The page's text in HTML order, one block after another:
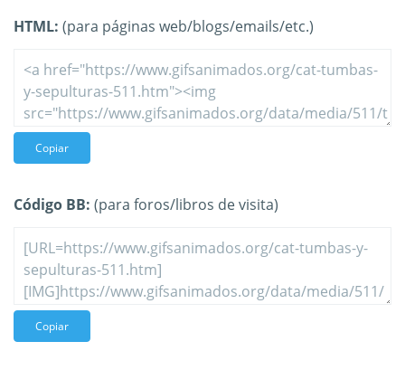
HTML: (para páginas web/blogs/emails/etc.)
Copiar
Código BB: (para foros/libros de visita)
Copiar